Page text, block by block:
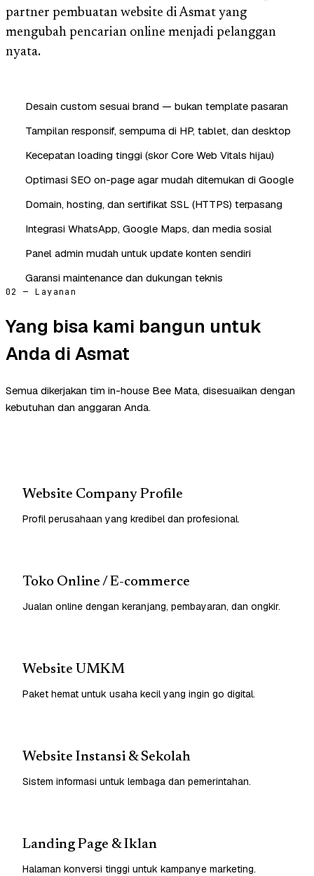
partner pembuatan website di Asmat yang
mengubah pencarian online menjadi pelanggan
nyata.
Desain custom sesuai brand — bukan template pasaran
Tampilan responsif, sempurna di HP, tablet, dan desktop
Kecepatan loading tinggi (skor Core Web Vitals hijau)
Optimasi SEO on-page agar mudah ditemukan di Google
Domain, hosting, dan sertifikat SSL (HTTPS) terpasang
Integrasi WhatsApp, Google Maps, dan media sosial
Panel admin mudah untuk update konten sendiri
Garansi maintenance dan dukungan teknis
02 — Layanan
Yang bisa kami bangun untuk
Anda di Asmat
Semua dikerjakan tim in-house Bee Mata, disesuaikan dengan
kebutuhan dan anggaran Anda.
Website Company Profile
Profil perusahaan yang kredibel dan profesional.
Toko Online / E-commerce
Jualan online dengan keranjang, pembayaran, dan ongkir.
Website UMKM
Paket hemat untuk usaha kecil yang ingin go digital.
Website Instansi & Sekolah
Sistem informasi untuk lembaga dan pemerintahan.
Landing Page & Iklan
Halaman konversi tinggi untuk kampanye marketing.